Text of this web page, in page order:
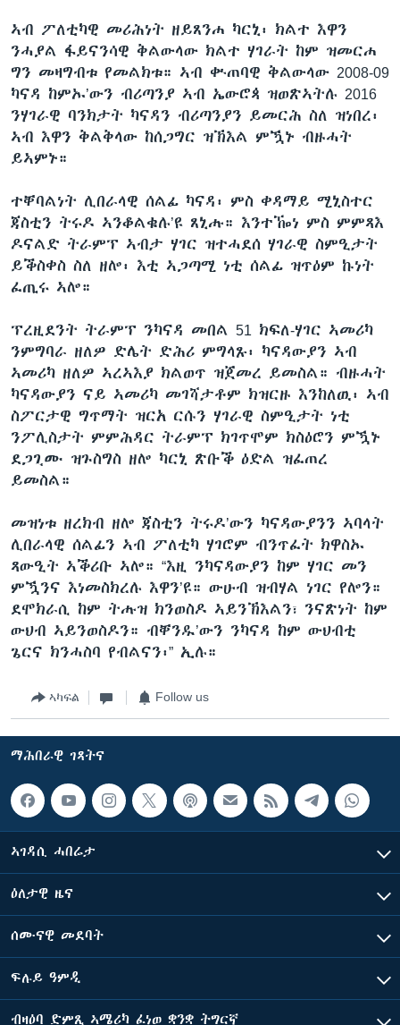
ኣብ ፖለቲካዊ መሪሕነት ዘይጸንሐ ካርኒ፡ ክልተ እዋን
ንሓያል ፋይናንሳዊ ቅልውላው ክልተ ሃገራት ከም ዝመርሐ
ግን መዛግብቱ የመልክቱ። ኣብ ቍጠባዊ ቅልውላው 2008-09
ካናዳ ከምኡ’ውን ብሪጣንያ ኣብ ኤውሮጳ ዝወጽኣትሉ 2016
ንሃገራዊ ባንክታት ካናዳን ብሪጣንያን ይመርሕ ስለ ዝነበረ፡
ኣብ እዋን ቅልቅላው ከሰጋግር ዝኽእል ምዃኑ ብዙሓት
ይኣምኑ።
ተቐባልነት ሊበራላዊ ሰልፊ ካናዳ፡ ምስ ቀዳማይ ሚኒስተር
ጃስቲን ትሩዶ ኣንቆልቁሉ’ዩ ጸኒሑ። እንተዀነ ምስ ምምጻእ
ዶናልድ ትራምፕ ኣብታ ሃገር ዝተሓደሰ ሃገራዊ ስምዒታት
ይቕስቀስ ስለ ዘሎ፡ እቲ ኣጋጣሚ ነቲ ሰልፊ ዝጥዕም ኩነት
ፈጢሩ ኣሎ።
ፕረዚደንት ትራምፕ ንካናዳ መበል 51 ክፍለ-ሃገር ኣመሪካ
ንምግባራ ዘለዎ ድሌት ድሕሪ ምግላጹ፡ ካናዳውያን ኣብ
ኣመሪካ ዘለዎ ኣረኣእያ ክልወጥ ዝጀመረ ይመስል። ብዙሓት
ካናዳውያን ናይ ኣመሪካ መገሻታቶም ክዝርዙ እንከለዉ፡ ኣብ
ስፖርታዊ ግጥማት ዝርአ ርሱን ሃገራዊ ስምዒታት ነቲ
ንፖሊስታት ምምሕዳር ትራምፕ ክገጥሞም ክስዕሮን ምዃኑ
ደጋጊሙ ዝጉስግስ ዘሎ ካርኒ ጽቡቕ ዕድል ዝፈጠረ
ይመስል።
መዝነቱ ዘረክብ ዘሎ ጃስቲን ትሩዶ’ውን ካናዳውያንን ኣባላት
ሊበራላዊ ሰልፊን ኣብ ፖለቲካ ሃገሮም ብንጥፈት ክዋስኡ
ጻውዒት ኣቕሪቡ ኣሎ። “እዚ ንካናዳውያን ከም ሃገር መን
ምዃንና እነመስክረሉ እዋን’ዩ። ውሁብ ዝብሃል ነገር የሎን።
ደሞክራሲ ከም ትሑዝ ክንወስዶ ኣይንኽእልን፣ ንናጽነት ከም
ውህብ ኣይንወስዶን። ብቐንዱ’ውን ንካናዳ ከም ውህብቲ
ጌርና ክንሓስባ የብልናን፡” ኢሉ።
ኣካፍል Follow us
ማሕበራዊ ገጻትና
ኣገዳሲ ሓበሬታ
ዕለታዊ ዜና
ሰሙናዊ መደባት
ፍሉይ ዓምዲ
ብዛዕባ ድምጺ ኣሜሪካ ፈነወ ቋንቋ ትግርኛ